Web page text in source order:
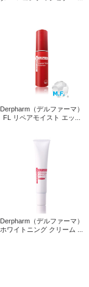
Derpharm（デルファーマ）
FL リペアモイスト エッ...
Derpharm（デルファーマ）
ホワイトニング クリーム ...